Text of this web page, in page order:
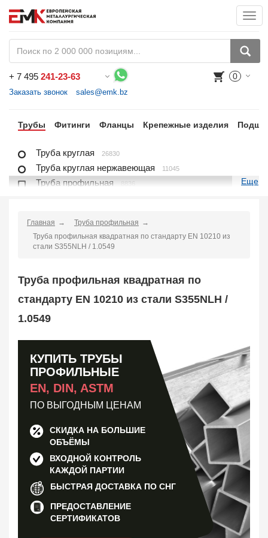
+ 7 495 241-23-63
Заказать звонок sales@emk.bz
0
Трубы Фитинги Фланцы Крепежные изделия
Труба круглая 26830
Труба круглая нержавеющая 11045
Труба профильная 8836
Труба футерованная 1
Труба в изоляции
Трубная заготовка
Заказать в 1 клик
Еще
Главная
Труба профильная
Труба профильная квадратная по стандарту EN 10210 из
стали S355NLH / 1.0549
Труба профильная квадратная по
стандарту EN 10210 из стали S355NLH /
1.0549
КУПИТЬ ТРУБЫ
ПРОФИЛЬНЫЕ
EN, DIN, ASTM
ПО ВЫГОДНЫМ ЦЕНАМ
СКИДКА НА БОЛЬШИЕ
ОБЪЁМЫ
ВХОДНОЙ КОНТРОЛЬ
КАЖДОЙ ПАРТИИ
БЫСТРАЯ ДОСТАВКА ПО СНГ
ПРЕДОСТАВЛЕНИЕ
СЕРТИФИКАТОВ